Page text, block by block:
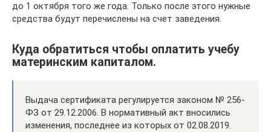
до 1 октября того же года. Только после этого нужные
средства будут перечислены на счет заведения.
Куда обратиться чтобы оплатить учебу
материнским капиталом.
Выдача сертификата регулируется законом № 256-
ФЗ от 29.12.2006. В нормативный акт вносились
изменения, последнее из которых от 02.08.2019.